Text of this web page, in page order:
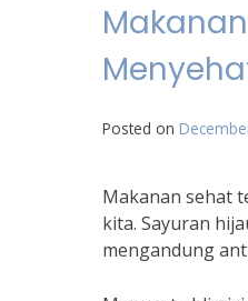
Posted on
Makanan sehat
kita. Sayuran
mengandung